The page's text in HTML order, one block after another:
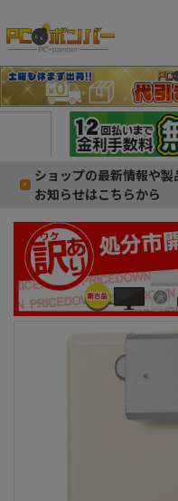
ショップの最新情報や
お知らせはこちらから